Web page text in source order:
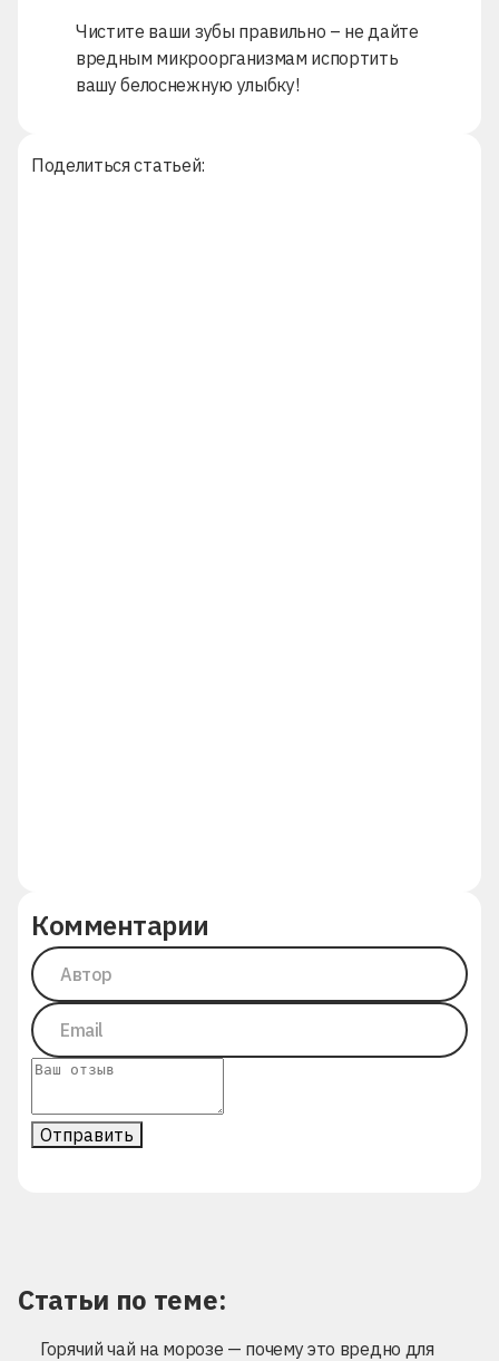
Чистите ваши зубы правильно – не дайте
вредным микроорганизмам испортить
вашу белоснежную улыбку!
Поделиться статьей:
Комментарии
Отправить
Статьи по теме:
Горячий чай на морозе — почему это вредно для